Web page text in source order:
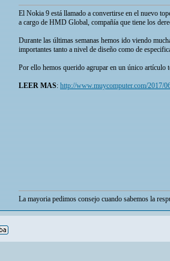
El Nokia 9 está llamado a convertirse en el nuevo
a cargo de HMD Global, compañía que tiene los
Durante las últimas semanas hemos ido viendo
importantes tanto a nivel de diseño como de
Por ello hemos querido agrupar en un único artículo
LEER MAS:http://www.muycomputer.com/2017/
La mayoria pedimos consejo cuando sabemos la